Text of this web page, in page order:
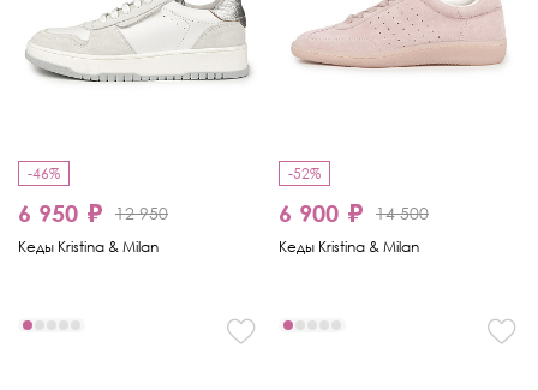
-46%
6 950 ₽ 12 950
Кеды Kristina & Milan
-52%
6 900 ₽ 14 500
Кеды Kristina & Milan